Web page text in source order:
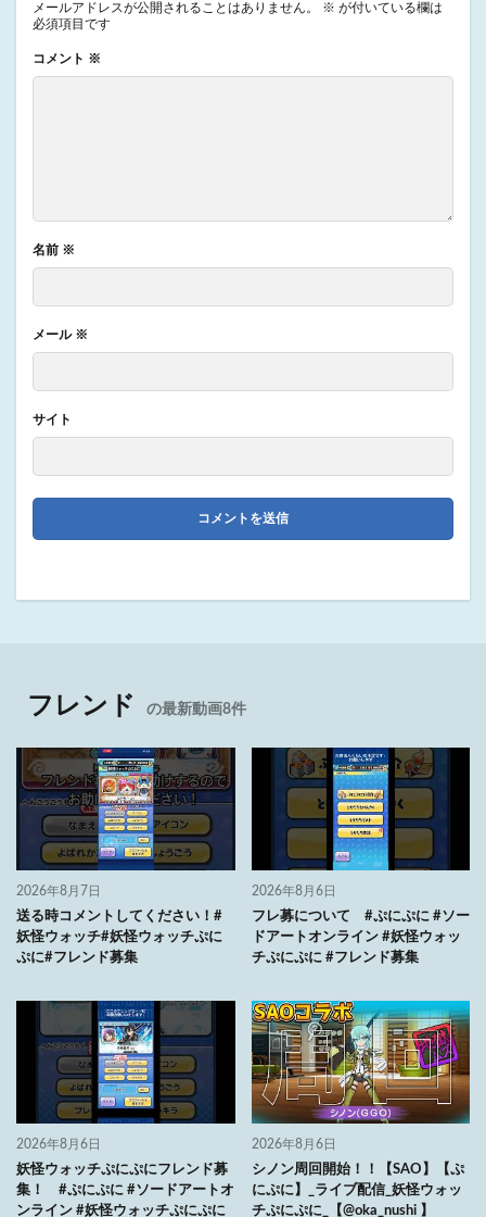
メールアドレスが公開されることはありません。 ※ が付いている欄は
必須項目です
コメント ※
名前 ※
メール ※
サイト
フレンド の最新動画8件
2026年8月7日
送る時コメントしてください！#
妖怪ウォッチ#妖怪ウォッチぷに
ぷに#フレンド募集
2026年8月6日
フレ募について #ぷにぷに #ソー
ドアートオンライン #妖怪ウォッ
チぷにぷに #フレンド募集
2026年8月6日
妖怪ウォッチぷにぷにフレンド募
集！ #ぷにぷに #ソードアートオ
ンライン #妖怪ウォッチぷにぷに
2026年8月6日
シノン周回開始！！【SAO】【ぷ
にぷに】_ライブ配信_妖怪ウォッ
チぷにぷに_【@oka_nushi 】